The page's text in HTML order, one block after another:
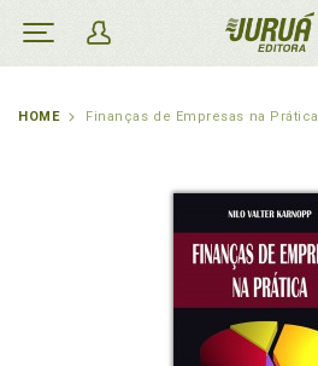
HOME Finanças de Empresas na Prática